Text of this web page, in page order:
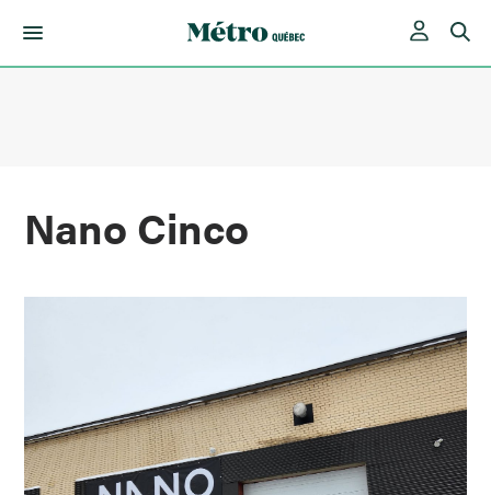
Nano Cinco